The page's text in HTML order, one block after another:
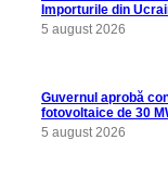
Importurile din
5 august 2026
Guvernul aprobă
fotovoltaice de 30
5 august 2026